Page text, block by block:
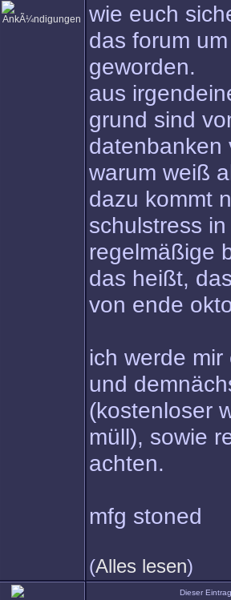
wie euch
das forum
geworden.
aus
grund sind
datenbanken
warum weiß
dazu kommt
schulstress
regelmäßige
das heißt,
von ende
ich werde
und
(kostenloser
müll), sowie
achten.
mfg stoned
(Alles lesen)
Dieser